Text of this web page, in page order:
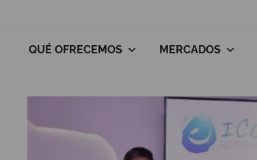
QUÉ OFRECEMOS MERCADOS